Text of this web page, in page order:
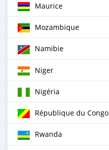
Maurice
Mozambique
Namibie
Niger
Nigéria
République du Congo
Rwanda